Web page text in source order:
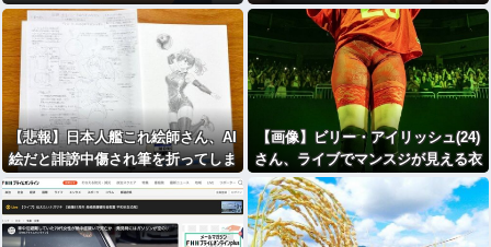
ン声優ｗｗｗ
しまうｗｗｗｗｗ
【悲報】日本人艦これ絵師さん、AI
絵だと誹謗中傷され筆を折ってしま
う・・・・・・・・・
【画像】ビリー・アイリッシュ(24)
さん、ライブでマンスジが見える衣
装を着て炎上